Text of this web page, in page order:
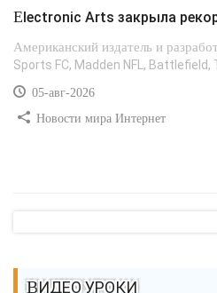
Electronic Arts закрыла
Американский издатель и
Sports FC, Madden NFL, Battlefield,
05-авг-2026
Новости мира Интернет
ВИДЕО УРОКИ